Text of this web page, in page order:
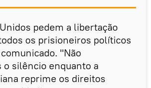
pedem a libertação
os prisioneiros políticos
"Não
silêncio enquanto a
reprime os direitos